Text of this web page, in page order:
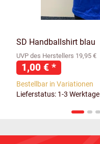
SD Handballshirt blau
UVP des Herstellers 19,95 €
1,00 € *
Bestellbar in Variationen
Lieferstatus: 1-3 Werktage